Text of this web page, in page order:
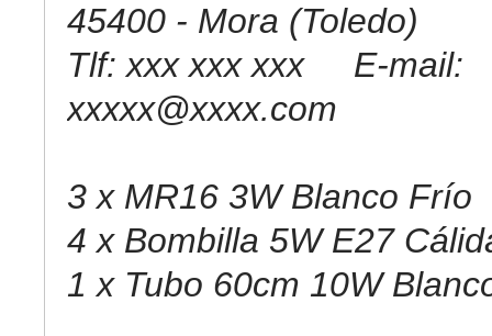
45400 - Mora (Toledo)
Tlf: xxx xxx xxx E-mail:
xxxxx@xxxx.com
3 x MR16 3W Blanco Frío
4 x Bombilla 5W E27
1 x Tubo 60cm 10W